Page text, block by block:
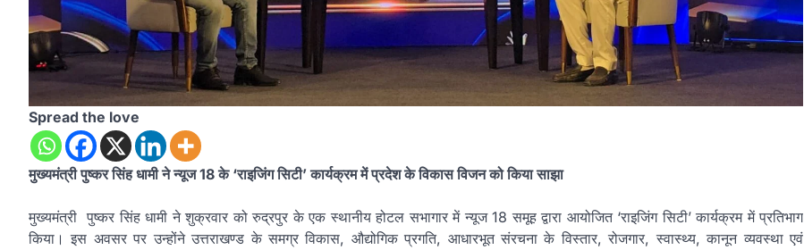
Spread the love
मुख्यमंत्री पुष्कर सिंह धामी ने न्यूज 18 के ‘राइजिंग सिटी’ कार्यक्रम में प्रदेश के विकास विजन को किया साझा
मुख्यमंत्री पुष्कर सिंह धामी ने शुक्रवार को रुद्रपुर के एक स्थानीय होटल सभागार में न्यूज 18 समूह द्वारा आयोजित ‘राइजिंग सिटी’ कार्यक्रम में प्रतिभाग
किया। इस अवसर पर उन्होंने उत्तराखण्ड के समग्र विकास, औद्योगिक प्रगति, आधारभूत संरचना के विस्तार, रोजगार, स्वास्थ्य, कानून व्यवस्था एवं